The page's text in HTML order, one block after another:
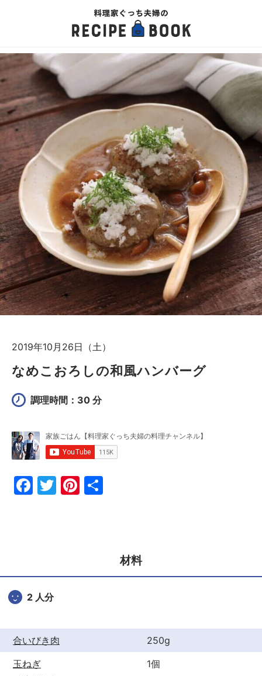
2019年10月26日（土）
なめこおろしの和風ハンバーグ
調理時間：30 分
F
o
o
T
Pi
材料
2 人分
合いびき肉
250g
玉ねぎ
1個